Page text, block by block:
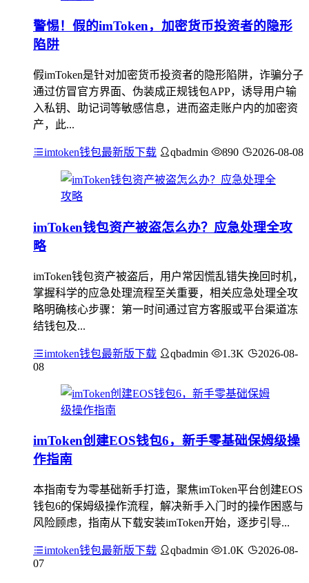
警惕！假的imToken，加密货币投资者的隐形
陷阱
假imToken是针对加密货币投资者的隐形陷阱，诈骗分子
通过仿冒官方界面、伪装成正规钱包APP，诱导用户输
入私钥、助记词等敏感信息，进而盗走账户内的加密资
产，此...
imtoken钱包最新版下载 qbadmin 890 2026-08-08
imToken钱包资产被盗怎么办？应急处理全攻
略
imToken钱包资产被盗后，用户常因慌乱错失挽回时机，
掌握科学的应急处理流程至关重要，相关应急处理全攻
略明确核心步骤：第一时间通过官方客服或平台渠道冻
结钱包及...
imtoken钱包最新版下载 qbadmin 1.3K
2026-08-
08
imToken创建EOS钱包6，新手零基础保姆级操
作指南
本指南专为零基础新手打造，聚焦imToken平台创建EOS
钱包6的保姆级操作流程，解决新手入门时的操作困惑与
风险顾虑，指南从下载安装imToken开始，逐步引导...
imtoken钱包最新版下载 qbadmin 1.0K
2026-08-
07